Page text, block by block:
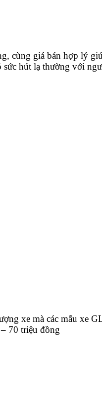
cùng giá bán hợp lý
sức hút lạ thường với
xe mà các mẫu xe
70 triệu đồng